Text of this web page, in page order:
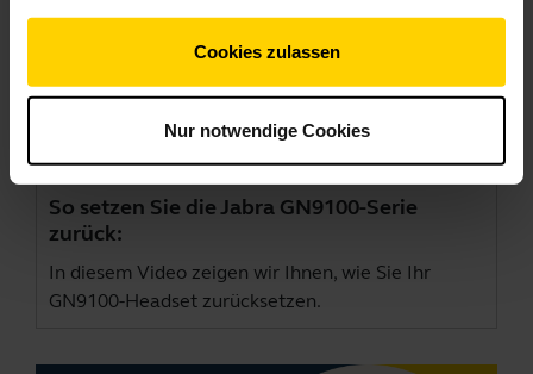
Cookies zulassen
Nur notwendige Cookies
So setzen Sie die Jabra GN9100-Serie
zurück:
In diesem Video zeigen wir Ihnen, wie Sie Ihr
GN9100-Headset zurücksetzen.